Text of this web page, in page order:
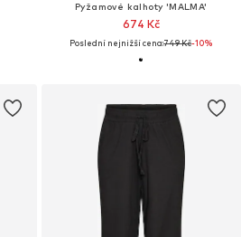
Pyžamové kalhoty 'MALMA'
674 Kč
Poslední nejnižší cena:749 Kč-10%